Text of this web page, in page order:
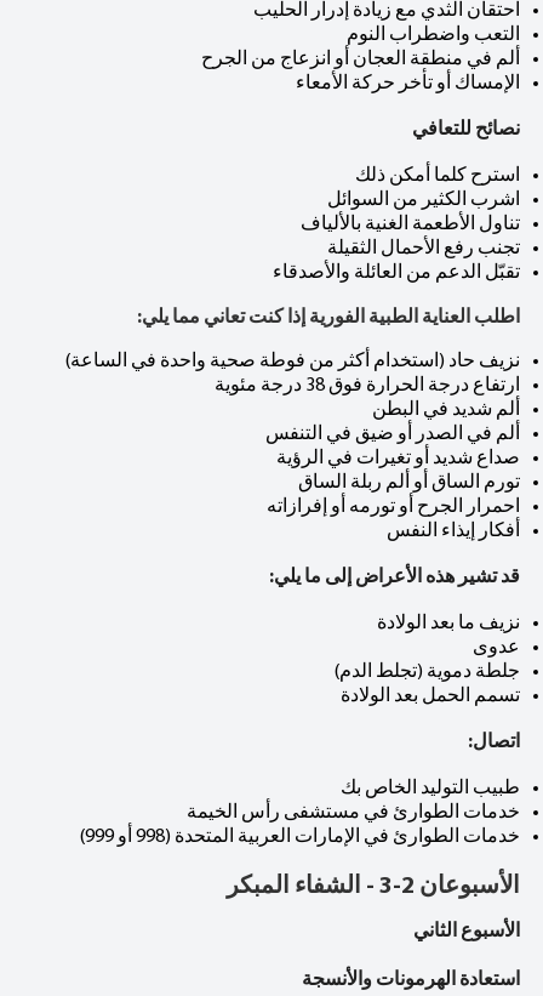
احتقان الثدي مع زيادة إدرار الحليب
التعب واضطراب النوم
ألم في منطقة العجان أو انزعاج من الجرح
الإمساك أو تأخر حركة الأمعاء
نصائح للتعافي
استرح كلما أمكن ذلك
اشرب الكثير من السوائل
تناول الأطعمة الغنية بالألياف
تجنب رفع الأحمال الثقيلة
تقبّل الدعم من العائلة والأصدقاء
اطلب العناية الطبية الفورية إذا كنت تعاني مما يلي:
نزيف حاد (استخدام أكثر من فوطة صحية واحدة في الساعة)
ارتفاع درجة الحرارة فوق 38 درجة مئوية
ألم شديد في البطن
ألم في الصدر أو ضيق في التنفس
صداع شديد أو تغيرات في الرؤية
تورم الساق أو ألم ربلة الساق
احمرار الجرح أو تورمه أو إفرازاته
أفكار إيذاء النفس
قد تشير هذه الأعراض إلى ما يلي:
نزيف ما بعد الولادة
عدوى
جلطة دموية (تجلط الدم)
تسمم الحمل بعد الولادة
اتصال:
طبيب التوليد الخاص بك
خدمات الطوارئ في مستشفى رأس الخيمة
خدمات الطوارئ في الإمارات العربية المتحدة (998 أو 999)
الأسبوعان 2-3 - الشفاء المبكر
الأسبوع الثاني
استعادة الهرمونات والأنسجة